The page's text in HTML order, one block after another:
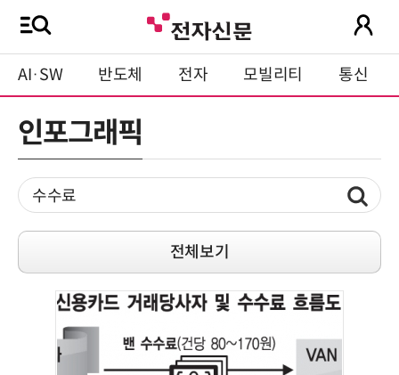
AI·SW 반도체 전자 모빌리티 통신
인포그래픽
전체보기